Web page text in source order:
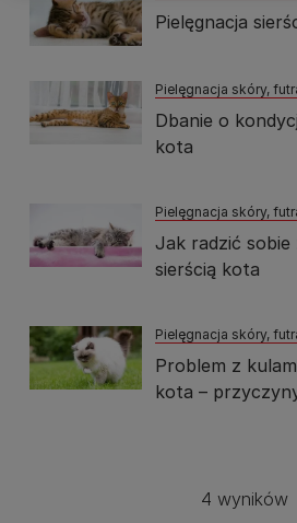
Pielęgnacja
Pielęgnacja skóry,
Dbanie o
kota
Pielęgnacja skóry,
Jak radzić sobie
sierścią kota
Pielęgnacja skóry,
Problem z
kota –
4 wyników